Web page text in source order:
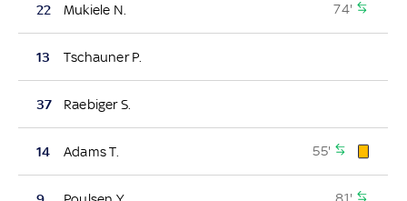
22 Mukiele N. 74'
13 Tschauner P.
37 Raebiger S.
14 Adams T. 55'
81'